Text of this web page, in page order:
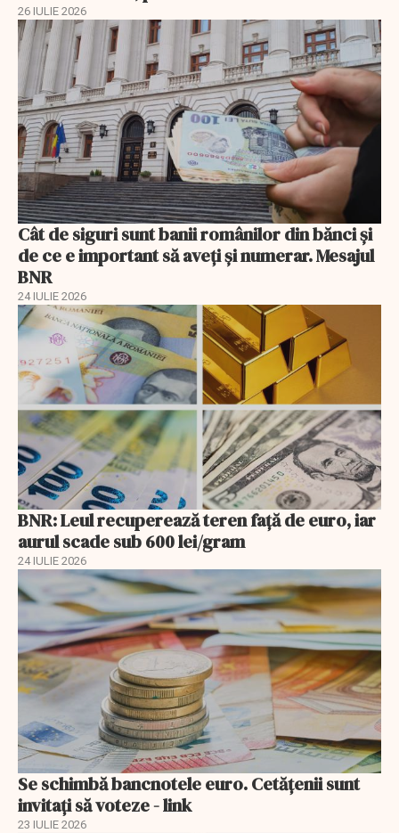
26 IULIE 2026
Cât de siguri sunt banii românilor din bănci şi
de ce e important să aveţi şi numerar. Mesajul
BNR
24 IULIE 2026
BNR: Leul recuperează teren faţă de euro, iar
aurul scade sub 600 lei/gram
24 IULIE 2026
Se schimbă bancnotele euro. Cetățenii sunt
invitați să voteze - link
23 IULIE 2026